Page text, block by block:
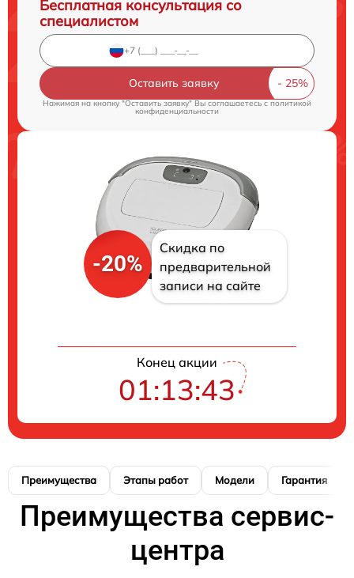
Бесплатная консультация со
специалистом
Оставить заявку
Нажимая на кнопку "Оставить заявку" Вы соглашаетесь cполитикой
конфиденциальности
-20%
Скидка по
предварительной
записи на сайте
Конец акции
01:13:42
Преимущества Этапы работ Модели Гарантия
Преимущества сервис-
центра